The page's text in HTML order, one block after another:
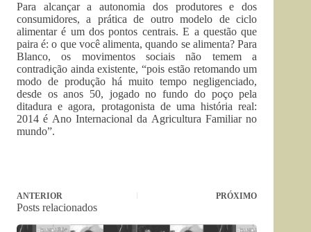
Para alcançar a autonomia dos produtores e dos
consumidores, a prática de outro modelo de ciclo
alimentar é um dos pontos centrais. E a questão que
paira é: o que você alimenta, quando se alimenta? Para
Blanco, os movimentos sociais não temem a
contradição ainda existente, “pois estão retomando um
modo de produção há muito tempo negligenciado,
desde os anos 50, jogado no fundo do poço pela
ditadura e agora, protagonista de uma história real:
2014 é Ano Internacional da Agricultura Familiar no
mundo”.
ANTERIOR PRÓXIMO
Posts relacionados